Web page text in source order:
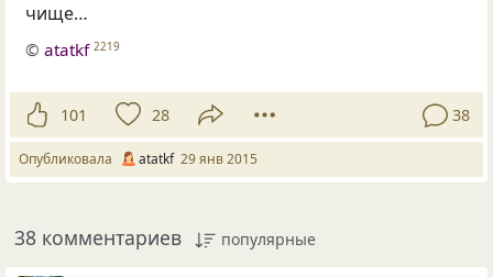
чище…
©atatkf 2219
101 28 38
Опубликовала atatkf 29 янв 2015
38 комментариев популярные